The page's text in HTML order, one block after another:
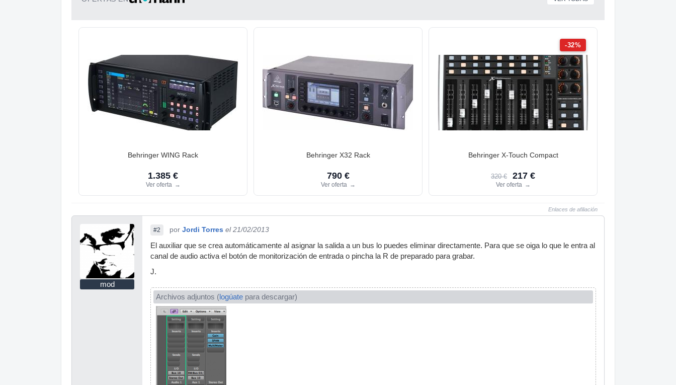
Behringer WING Rack
1.385 €
Ver oferta →
Behringer X32 Rack
790 €
Ver oferta →
-32%
Behringer X-Touch Compact
320 € 217 €
Ver oferta →
Enlaces de afiliación
mod
#2 por Jordi Torres el 21/02/2013
El auxiliar que se crea automáticamente al asignar la salida a un bus lo puedes eliminar directamente. Para que se oiga lo que le entra al
canal de audio activa el botón de monitorización de entrada o pincha la R de preparado para grabar.
J.
Archivos adjuntos (logúate para descargar)